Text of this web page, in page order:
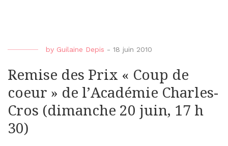
by Guilaine Depis - 18 juin 2010
Remise des Prix « Coup de
coeur » de l’Académie Charles-
Cros (dimanche 20 juin, 17 h
30)